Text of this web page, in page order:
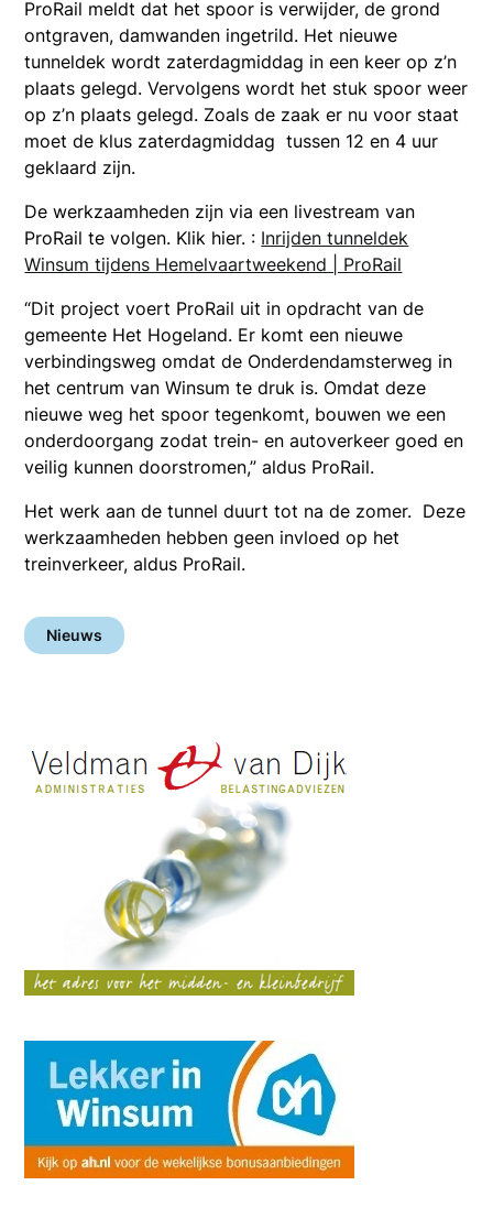
ProRail meldt dat het spoor is verwijder, de grond
ontgraven, damwanden ingetrild. Het nieuwe
tunneldek wordt zaterdagmiddag in een keer op z’n
plaats gelegd. Vervolgens wordt het stuk spoor weer
op z’n plaats gelegd. Zoals de zaak er nu voor staat
moet de klus zaterdagmiddag tussen 12 en 4 uur
geklaard zijn.
De werkzaamheden zijn via een livestream van
ProRail te volgen. Klik hier. : Inrijden tunneldek
Winsum tijdens Hemelvaartweekend | ProRail
“Dit project voert ProRail uit in opdracht van de
gemeente Het Hogeland. Er komt een nieuwe
verbindingsweg omdat de Onderdendamsterweg in
het centrum van Winsum te druk is. Omdat deze
nieuwe weg het spoor tegenkomt, bouwen we een
onderdoorgang zodat trein- en autoverkeer goed en
veilig kunnen doorstromen,” aldus ProRail.
Het werk aan de tunnel duurt tot na de zomer. Deze
werkzaamheden hebben geen invloed op het
treinverkeer, aldus ProRail.
Nieuws